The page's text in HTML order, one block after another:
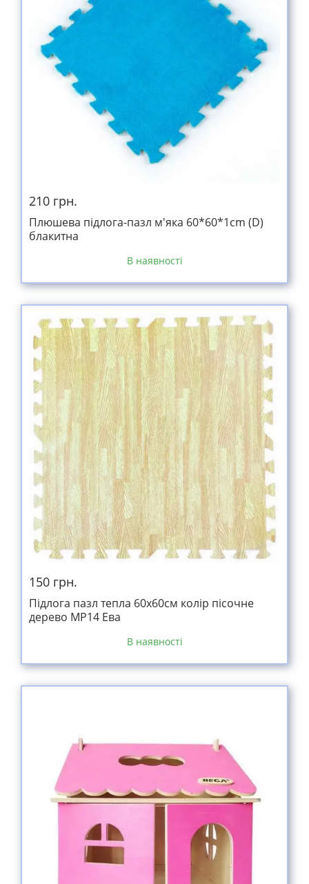
210 грн.
Плюшева підлога-пазл м'яка 60*60*1cm (D)
блакитна
В наявності
150 грн.
Підлога пазл тепла 60х60см колір пісочне
дерево MP14 Ева
В наявності